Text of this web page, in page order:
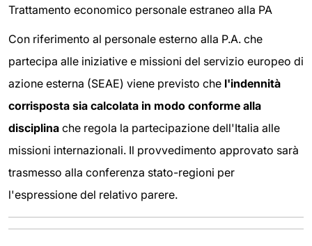
Trattamento economico personale estraneo alla PA
Con riferimento al personale esterno alla P.A. che
partecipa alle iniziative e missioni del servizio europeo di
azione esterna (SEAE) viene previsto che l'indennità
corrisposta sia calcolata in modo conforme alla
disciplina che regola la partecipazione dell'Italia alle
missioni internazionali. Il provvedimento approvato sarà
trasmesso alla conferenza stato-regioni per
l'espressione del relativo parere.